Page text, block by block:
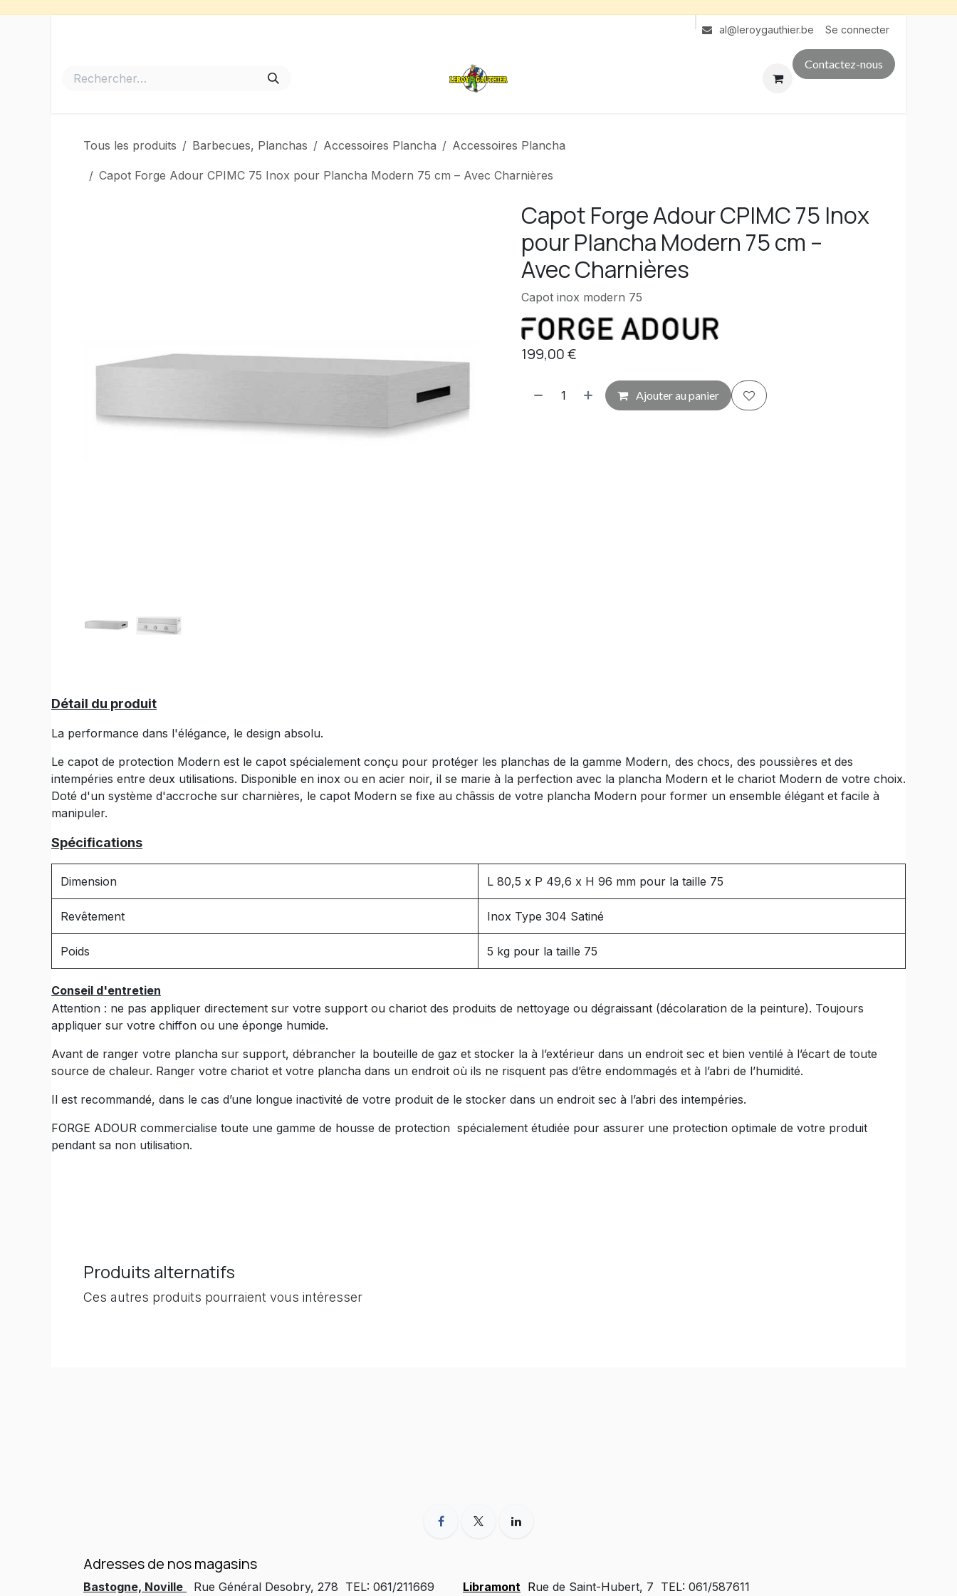
al@leroygauthier.be Se connecter
Contactez-nous
Tous les produits Barbecues, Planchas Accessoires Plancha Accessoires Plancha
Capot Forge Adour CPIMC 75 Inox pour Plancha Modern 75 cm – Avec Charnières
Capot Forge Adour CPIMC 75 Inox
pour Plancha Modern 75 cm –
Avec Charnières
Capot inox modern 75
199,00€
Ajouter au panier
Détail du produit
La performance dans l'élégance, le design absolu.
Le capot de protection Modern est le capot spécialement conçu pour protéger les planchas de la gamme Modern, des chocs, des poussières et des
intempéries entre deux utilisations. Disponible en inox ou en acier noir, il se marie à la perfection avec la plancha Modern et le chariot Modern de votre choix.
Doté d'un système d'accroche sur charnières, le capot Modern se fixe au châssis de votre plancha Modern pour former un ensemble élégant et facile à
manipuler.
Spécifications
Dimension L 80,5 x P 49,6 x H 96 mm pour la taille 75
Revêtement Inox Type 304 Satiné
Poids 5 kg pour la taille 75
Conseil d'entretien
Attention : ne pas appliquer directement sur votre support ou chariot des produits de nettoyage ou dégraissant (décolaration de la peinture). Toujours
appliquer sur votre chiffon ou une éponge humide.
Avant de ranger votre plancha sur support, débrancher la bouteille de gaz et stocker la à l’extérieur dans un endroit sec et bien ventilé à l’écart de toute
source de chaleur. Ranger votre chariot et votre plancha dans un endroit où ils ne risquent pas d’être endommagés et à l’abri de l’humidité.
Il est recommandé, dans le cas d’une longue inactivité de votre produit de le stocker dans un endroit sec à l’abri des intempéries.
FORGE ADOUR commercialise toute une gamme de housse de protection spécialement étudiée pour assurer une protection optimale de votre produit
pendant sa non utilisation.
Produits alternatifs
Ces autres produits pourraient vous intéresser
Adresses de nos magasins
Bastogne, Noville Rue Général Desobry, 278 TEL: 061/211669 Libramont Rue de Saint-Hubert, 7 TEL: 061/587611